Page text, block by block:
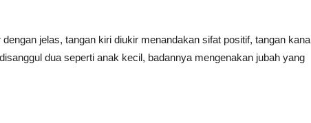
jelas, tangan kiri diukir menandakan sifat positif, tangan
dua seperti anak kecil, badannya mengenakan jubah yang